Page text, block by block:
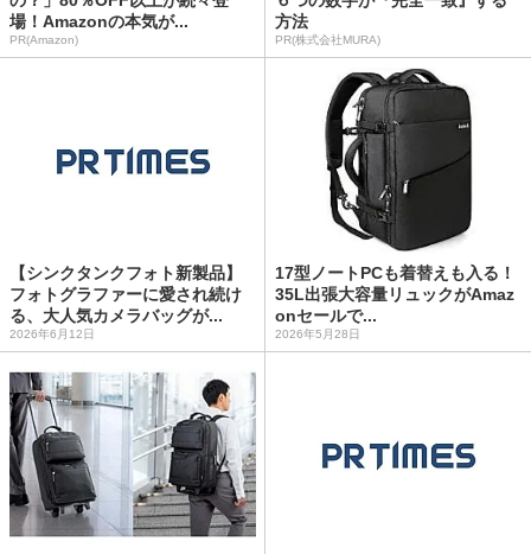
場！Amazonの本気が...
PR(Amazon)
方法
PR(株式会社MURA)
【シンクタンクフォト新製品】
フォトグラファーに愛され続け
る、大人気カメラバッグが...
2026年6月12日
17型ノートPCも着替えも入る！
35L出張大容量リュックがAmaz
onセールで...
2026年5月28日